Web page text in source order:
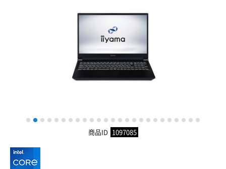
1 2 3 4 5 6 7 8 9 10 11 12 13 14 15 16 17 18 19 20 21 22 23 24
商品ID 1097085